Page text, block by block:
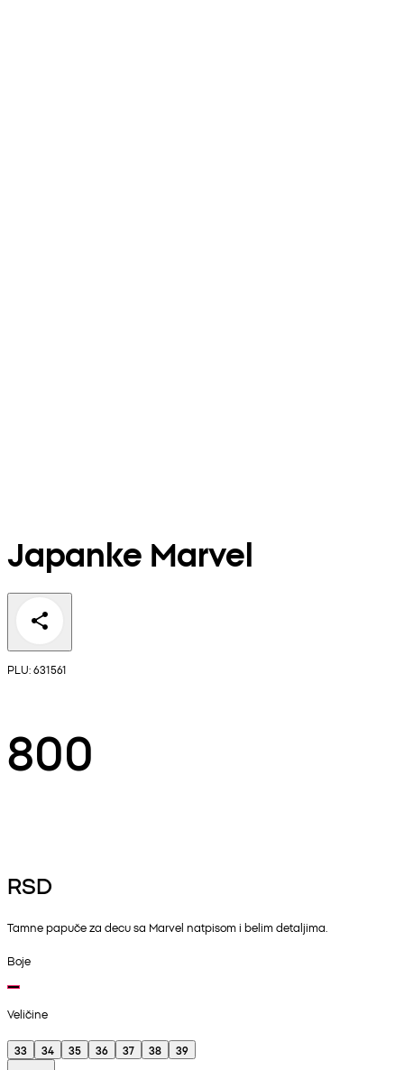
Japanke Marvel
PLU: 631561
800
RSD
Tamne papuče za decu sa Marvel natpisom i belim detaljima.
Boje
Veličine
33 34 35 36 37 38
39